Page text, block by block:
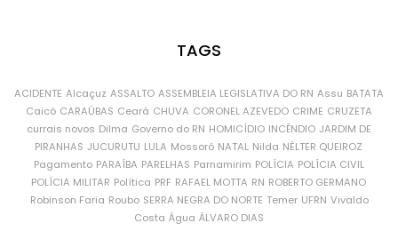
TAGS
ACIDENTE Alcaçuz ASSALTO ASSEMBLEIA LEGISLATIVA DO RN Assu BATATA
Caicó CARAÚBAS Ceará CHUVA CORONEL AZEVEDO CRIME CRUZETA
currais novos Dilma Governo do RN HOMICÍDIO INCÊNDIO JARDIM DE
PIRANHAS JUCURUTU LULA Mossoró NATAL Nilda NÉLTER QUEIROZ
Pagamento PARAÍBA PARELHAS Parnamirim POLÍCIA POLÍCIA CIVIL
POLÍCIA MILITAR Política PRF RAFAEL MOTTA RN ROBERTO GERMANO
Robinson Faria Roubo SERRA NEGRA DO NORTE Temer UFRN Vivaldo
Costa Água ÁLVARO DIAS